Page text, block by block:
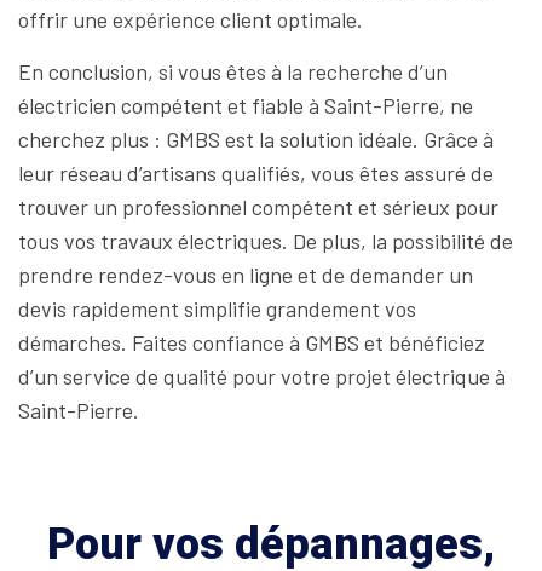
offrir une expérience client optimale.
En conclusion, si vous êtes à la recherche d’un
électricien compétent et fiable à Saint-Pierre, ne
cherchez plus : GMBS est la solution idéale. Grâce à
leur réseau d’artisans qualifiés, vous êtes assuré de
trouver un professionnel compétent et sérieux pour
tous vos travaux électriques. De plus, la possibilité de
prendre rendez-vous en ligne et de demander un
devis rapidement simplifie grandement vos
démarches. Faites confiance à GMBS et bénéficiez
d’un service de qualité pour votre projet électrique à
Saint-Pierre.
Pour vos dépannages,